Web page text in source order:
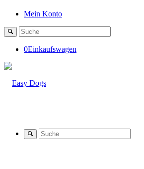
Mein Konto
0Einkaufswagen